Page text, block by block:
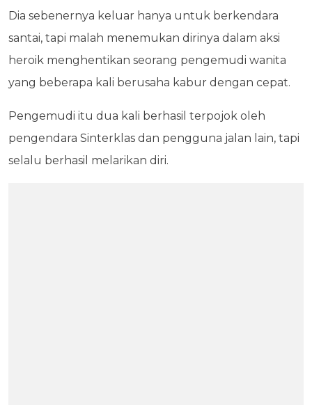
Dia sebenernya keluar hanya untuk berkendara
santai, tapi malah menemukan dirinya dalam aksi
heroik menghentikan seorang pengemudi wanita
yang beberapa kali berusaha kabur dengan cepat.
Pengemudi itu dua kali berhasil terpojok oleh
pengendara Sinterklas dan pengguna jalan lain, tapi
selalu berhasil melarikan diri.